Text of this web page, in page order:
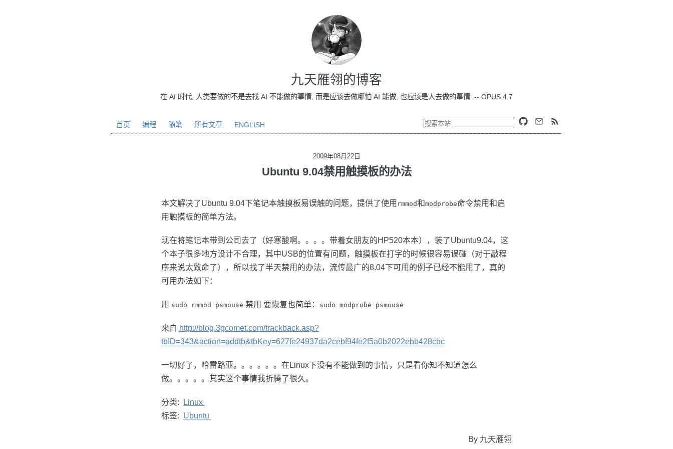
九天雁翎的博客
在 AI 时代, 人类要做的不是去找 AI 不能做的事情, 而是应该去做哪怕 AI 能做, 也应该是人去做的事情. -- OPUS 4.7
首页 编程 随笔 所有文章 ENGLISH
2009年08月22日
Ubuntu 9.04禁用触摸板的办法
本文解决了Ubuntu 9.04下笔记本触摸板易误触的问题，提供了使用 rmmod和modprobe命令禁用和启
用触摸板的简单方法。
现在将笔记本带到公司去了（好寒酸啊。。。。带着女朋友的HP520本本），装了Ubuntu9.04，这
个本子很多地方设计不合理，其中USB的位置有问题，触摸板在打字的时候很容易误碰（对于敲程
序来说太致命了），所以找了半天禁用的办法，流传最广的8.04下可用的例子已经不能用了，真的
可用办法如下：
用 sudo rmmod psmouse 禁用 要恢复也简单： sudo modprobe psmouse
来自 http://blog.3gcomet.com/trackback.asp?
tbID=343&action=addtb&tbKey=627fe24937da2cebf94fe2f5a0b2022ebb428cbc
一切好了，哈雷路亚。。。。。。在Linux下没有不能做到的事情，只是看你知不知道怎么
做。。。。。其实这个事情我折腾了很久。
分类:
Linux
标签: Ubuntu
By 九天雁翎